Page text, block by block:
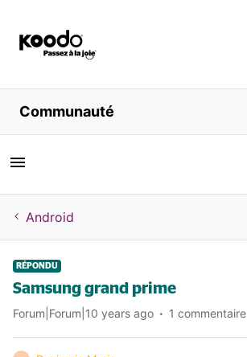
Magasiner
Libre service
Aide
Communauté
Android
RÉPONDU
Samsung grand prime
Forum|Forum|10 years ago 1 commentaire